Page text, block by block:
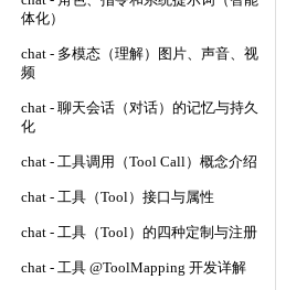
体化）
chat - 多模态（理解）图片、声音、视
频
chat - 聊天会话（对话）的记忆与持久
化
chat - 工具调用（Tool Call）概念介绍
chat - 工具（Tool）接口与属性
chat - 工具（Tool）的四种定制与注册
chat - 工具 @ToolMapping 开发详解